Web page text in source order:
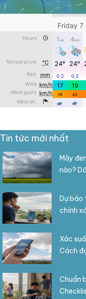
Tin tức mới nhất
Mây
nào?
Dự báo
chính
Xác
Cách
Chuẩn